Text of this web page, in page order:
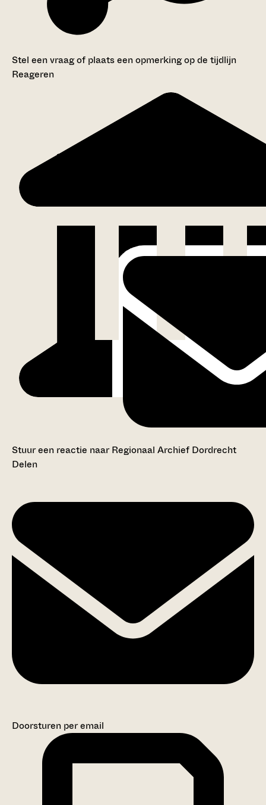
Stel een vraag of plaats een opmerking op de tijdlijn
Reageren
Stuur een reactie naar Regionaal Archief Dordrecht
Delen
Doorsturen per email